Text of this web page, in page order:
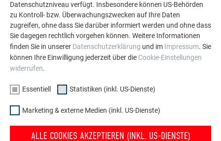
Datenschutzniveau verfügt. Insbesondere können US-Behörden
zu Kontroll- bzw. Überwachungszwecken auf Ihre Daten
zugreifen, ohne dass Sie darüber informiert werden und ohne dass
Sie dagegen rechtlich vorgehen können. Weitere Informationen
finden Sie in unserer Datenschutzerklärung und im Impressum. Sie
können Ihre Einwilligung jederzeit über die Cookie-Einstellungen
widerrufen.
Essentiell Statistiken (inkl. US-Dienste)
Marketing & externe Medien (inkl. US-Dienste)
ALLE COOKIES AKZEPTIEREN (INKL. US-DIENSTE)